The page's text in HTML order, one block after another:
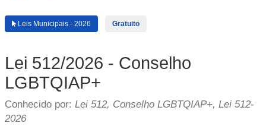
Leis Municipais - 2026 Gratuito
Lei 512/2026 - Conselho
LGBTQIAP+
Conhecido por: Lei 512, Conselho LGBTQIAP+, Lei 512-
2026